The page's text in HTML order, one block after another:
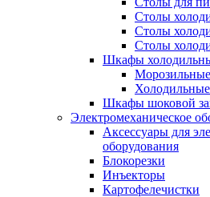
Столы
Столы
Столы
Шкафы
Шкафы шоковой
Электромеханическое
Аксессуары для
оборудования
Блокорезки
Инъекторы
Картофелечистки